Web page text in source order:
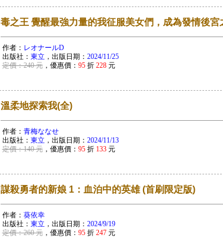
毒之王 覺醒最強力量的我征服美女們，成為發情後宮
作者： レオナールD
出版社： 東立 ，出版日期： 2024/11/25
定價：240 元，優惠價： 95折 228元
溫柔地探索我(全)
作者： 青梅ななせ
出版社： 東立 ，出版日期： 2024/11/13
定價：140 元，優惠價： 95折 133元
謀殺勇者的新娘 1：血泊中的英雄 (首刷限定版)
作者： 葵依幸
出版社： 東立 ，出版日期： 2024/9/19
定價：260 元，優惠價： 95折 247元